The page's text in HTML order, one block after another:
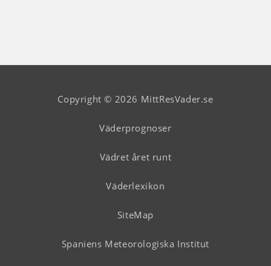
Copyright © 2026 MittResVader.se
Väderprognoser
Vädret året runt
Väderlexikon
SiteMap
Spaniens Meteorologiska Institut